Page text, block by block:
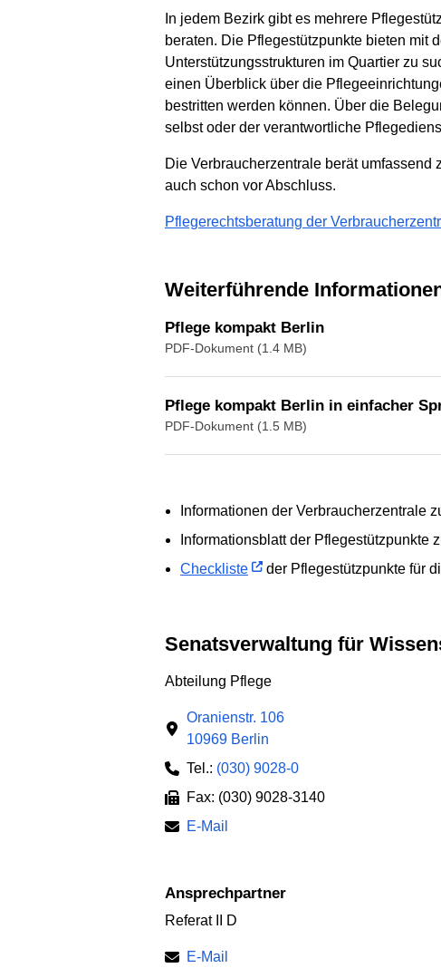
In jedem Bezirk gibt es mehrere
beraten. Die Pflegestützpunkte bieten mit
Unterstützungsstrukturen im Quartier zu
einen Überblick über die
bestritten werden können. Über die
selbst oder der verantwortliche
Die Verbraucherzentrale berät
auch schon vor Abschluss.
Pflegerechtsberatung der
Weiterführende
Pflege kompakt Berlin
PDF-Dokument (1.4 MB)
Pflege kompakt Berlin in einfacher
PDF-Dokument (1.5 MB)
Informationen der Verbraucherzentrale
Informationsblatt der Pflegestützpunkte
Checkliste
der Pflegestützpunkte für
Senatsverwaltung für
Abteilung Pflege
Oranienstr. 106
10969 Berlin
Tel.: (030) 9028-0
Fax: (030) 9028-3140
E-Mail
Ansprechpartner
Referat II D
E-Mail